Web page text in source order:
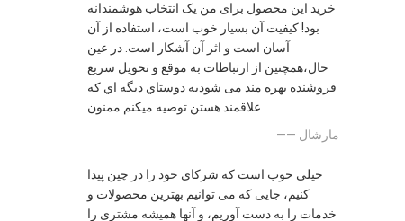
خرید این محصول برای من یک انتخاب هوشمندانه
بود! کیفیت آن بسیار خوب است، استفاده از آن
آسان است و اثر آن آشکار است. در عین
حال،همچنین از ارتباطات به موقع و تحویل سریع
فروشنده بهره مند می شودبه دوستاي ديگه اي که
علاقمند هستن توصيه ميکنم ممنون
—— مارشال
خیلی خوب است که شرکای خود را در چین پیدا
کنیم، جایی که می توانیم بهترین محصولات و
خدمات را به دست آوریم، و آنها همیشه مشتری را